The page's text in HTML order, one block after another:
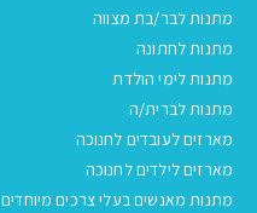
מתנות לבר/בת מצווה
מתנות לחתונה
מתנות לימי הולדת
מתנות לברית/ה
מארזים לעובדים לחנוכה
מארזים לילדים לחנוכה
מתנות מאנשים בעלי צרכים מיוחדים